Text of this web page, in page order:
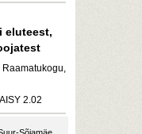
eluteest,
2.02